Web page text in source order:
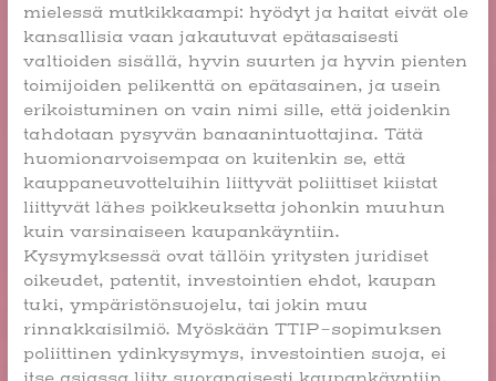
mielessä mutkikkaampi: hyödyt ja haitat eivät ole
kansallisia vaan jakautuvat epätasaisesti
valtioiden sisällä, hyvin suurten ja hyvin pienten
toimijoiden pelikenttä on epätasainen, ja usein
erikoistuminen on vain nimi sille, että joidenkin
tahdotaan pysyvän banaanintuottajina. Tätä
huomionarvoisempaa on kuitenkin se, että
kauppaneuvotteluihin liittyvät poliittiset kiistat
liittyvät lähes poikkeuksetta johonkin muuhun
kuin varsinaiseen kaupankäyntiin.
Kysymyksessä ovat tällöin yritysten juridiset
oikeudet, patentit, investointien ehdot, kaupan
tuki, ympäristönsuojelu, tai jokin muu
rinnakkaisilmiö. Myöskään TTIP-sopimuksen
poliittinen ydinkysymys, investointien suoja, ei